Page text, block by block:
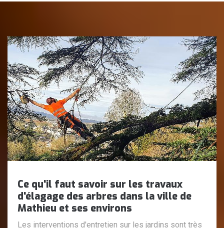
Ce qu'il faut savoir sur les travaux
d'élagage des arbres dans la ville de
Mathieu et ses environs
Les interventions d'entretien sur les jardins sont très